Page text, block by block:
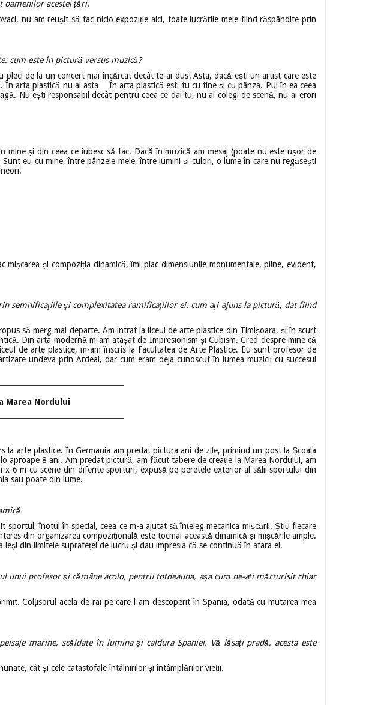
oamenilor acestei țări.
nu am reușit să fac nicio expoziție aici, toate lucrările mele fiind răspândite prin
cum este în pictură versus muzică?
de la un concert mai încărcat decât te-ai dus! Asta, dacă ești un artist care este
arta plastică nu ai asta… În arta plastică esti tu cu tine și cu pânza. Pui în ea ceea
Nu ești responsabil decât pentru ceea ce dai tu, nu ai colegi de scenă, nu ai erori
și din ceea ce iubesc să fac. Dacă în muzică am mesaj (poate nu este ușor de
eu cu mine, între pânzele mele, între lumini și culori, o lume în care nu regăsești
și compoziția dinamică, îmi plac dimensiunile monumentale, pline, evident,
semnificaţiile şi complexitatea ramificaţiilor ei: cum ați ajuns la pictură, dat fiind
să merg mai departe. Am intrat la liceul de arte plastice din Timișoara, și în scurt
Din arta modernă m-am atașat de Impresionism și Cubism. Cred despre mine că
de arte plastice, m-am înscris la Facultatea de Arte Plastice. Eu sunt profesor de
undeva prin Ardeal, dar cum eram deja cunoscut în lumea muzicii cu succesul
Marea Nordului
arte plastice. În Germania am predat pictura ani de zile, primind un post la Școala
8 ani. Am predat pictură, am făcut tabere de creație la Marea Nordului, am
6 m cu scene din diferite sporturi, expusă pe peretele exterior al sălii sportului din
sau poate din lume.
înotul în special, ceea ce m-a ajutat să înțeleg mecanica mișcării. Știu fiecare
din organizarea compozițională este tocmai această dinamică și mișcările ample.
din limitele suprafeței de lucru și dau impresia că se continuă în afara ei.
unui profesor şi rămâne acolo, pentru totdeauna, așa cum ne-ați mărturisit chiar
Colțisorul acela de rai pe care l-am descoperit în Spania, odată cu mutarea mea
marine, scăldate în lumina și caldura Spaniei. Vă lăsați pradă, acesta este
cât și cele catastofale întâlnirilor și întâmplărilor vieții.